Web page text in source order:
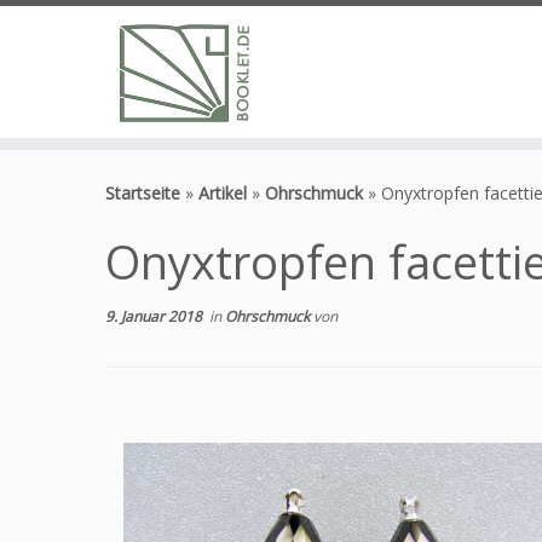
Startseite » Artikel » Ohrschmuck » Onyxtropfen
Onyxtropfen
9. Januar 2018inOhrschmuckvon